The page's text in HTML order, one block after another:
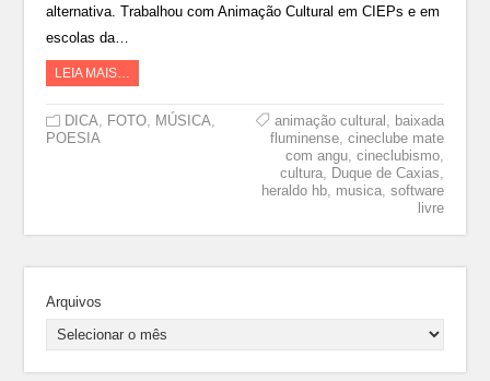
alternativa. Trabalhou com Animação Cultural em CIEPs e em
escolas da…
LEIA MAIS…
DICA, FOTO, MÚSICA,
POESIA
animação cultural , baixada
fluminense, cineclube mate
com angu, cineclubismo,
cultura, Duque de Caxias,
heraldo hb, musica, software
livre
Arquivos